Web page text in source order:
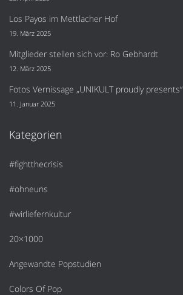
Los Payos im Mettlacher Hof
19. März 2025
Mitglieder stellen sich vor: Ro Gebhardt
12. März 2025
Fotos Vernissage „UNIKULT proudly presents“
11. Januar 2025
Kategorien
#fightthecrisis
#ohneuns
#wirliefernkultur
20×1000
Angewandte Popstudien
Colors Of Pop